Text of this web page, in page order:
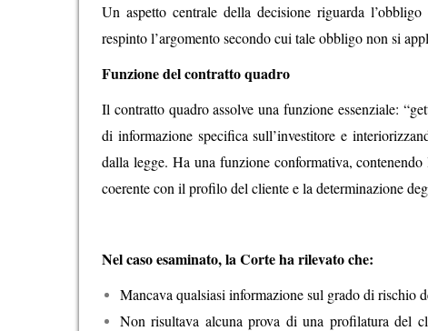
Un aspetto centrale della decisione riguarda
respinto l’argomento secondo cui tale obbligo non si
Funzione del contratto quadro
Il contratto quadro assolve una funzione essenziale:
di informazione specifica sull’investitore e
dalla legge. Ha una funzione conformativa,
coerente con il profilo del cliente e la determinazione
Nel caso esaminato, la Corte ha rilevato che:
Mancava qualsiasi informazione sul grado di rischio
Non risultava alcuna prova di una profilatura del